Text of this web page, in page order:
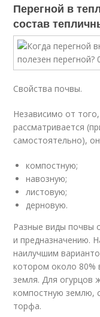
Перегной в
состав
Свойства почвы.
Независимо от
рассматривается
самостоятельно),
компостную;
навозную;
листовую;
дерновую.
Разные виды почвы
и предназначению.
наилучшим
котором около 80%
земля. Для огурцов
компостную землю,
торфа.